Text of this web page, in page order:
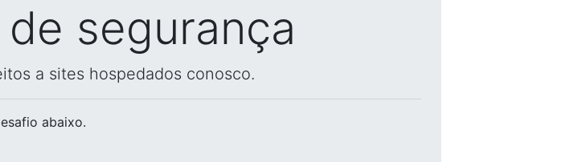
segurança
a sites hospedados conosco.
abaixo.